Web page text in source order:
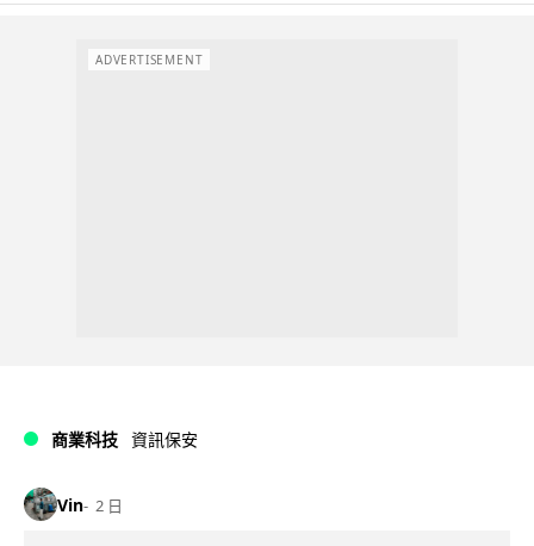
ADVERTISEMENT
商業科技 資訊保安
Vin 2 日